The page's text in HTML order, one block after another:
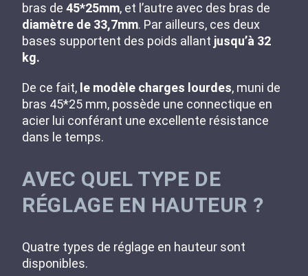
bras de45*25mm, et l’autre avec des bras de
diamètre de 33,7mm. Par ailleurs, ces deux
bases supportent des poids allant jusqu’à 32
kg.
De ce fait, le modèle charges lourdes, muni de
bras 45*25 mm, possède une connectique en
acier lui conférant une excellente résistance
dans le temps.
AVEC QUEL TYPE DE
RÉGLAGE EN HAUTEUR ?
Quatre types de réglage en hauteur sont
disponibles.